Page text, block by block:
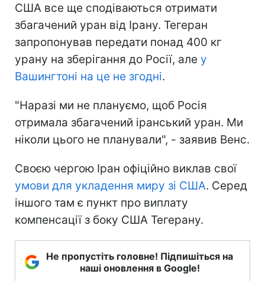
США все ще сподіваються отримати
збагачений уран від Ірану. Тегеран
запропонував передати понад 400 кг
урану на зберігання до Росії, але у
Вашингтоні на це не згодні.
"Наразі ми не плануємо, щоб Росія
отримала збагачений іранський уран. Ми
ніколи цього не планували", - заявив Венс.
Своєю чергою Іран офіційно виклав свої
умови для укладення миру зі США. Серед
іншого там є пункт про виплату
компенсації з боку США Тегерану.
Не пропустіть головне! Підпишіться на
наші оновлення в Google!